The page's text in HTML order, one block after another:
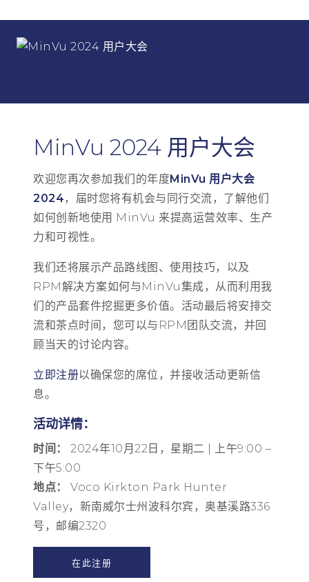
MinVu 2024 用户大会
欢迎您再次参加我们的年度MinVu 用户大会
2024 ，届时您将有机会与同行交流，了解他们
如何创新地使用 MinVu 来提高运营效率、生产
力和可视性。
我们还将展示产品路线图、使用技巧，以及
RPM解决方案如何与MinVu集成，从而利用我
们的产品套件挖掘更多价值。活动最后将安排交
流和茶点时间，您可以与RPM团队交流，并回
顾当天的讨论内容。
立即注册以确保您的席位，并接收活动更新信
息。
活动详情：
时间：
2024年10月22日，星期二 | 上午9:00 –
下午5:00
地点：
Voco Kirkton Park Hunter
Valley，新南威尔士州波科尔宾，奥基溪路336
号，邮编2320
在此注册